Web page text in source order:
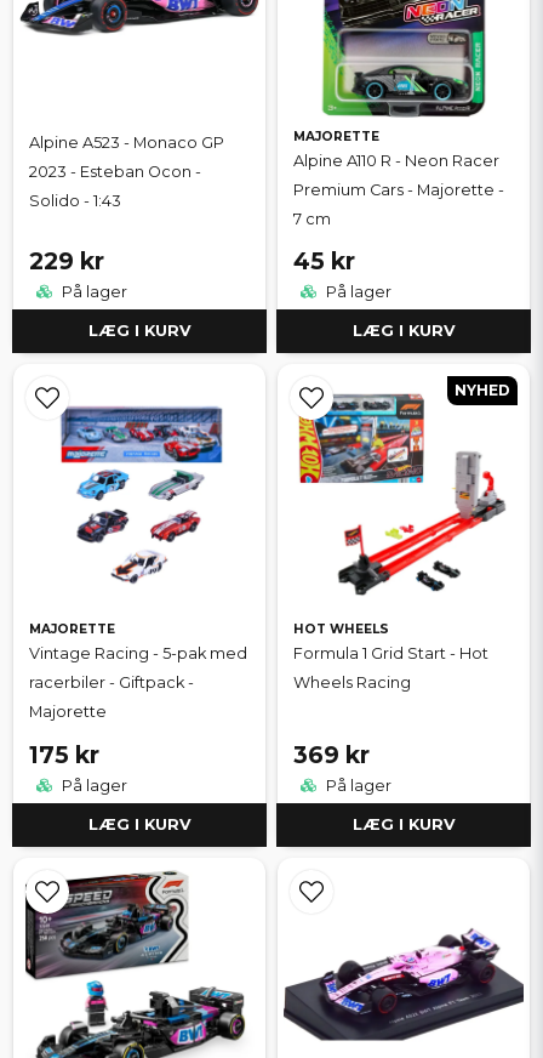
Alpine A523 - Monaco GP
2023 - Esteban Ocon -
Solido - 1:43
229 kr
På lager
LÆG I KURV
MAJORETTE
Alpine A110 R - Neon Racer
Premium Cars - Majorette -
7 cm
45 kr
På lager
LÆG I KURV
MAJORETTE
Vintage Racing - 5-pak med
racerbiler - Giftpack -
Majorette
175 kr
På lager
LÆG I KURV
HOT WHEELS
Formula 1 Grid Start - Hot
Wheels Racing
369 kr
På lager
LÆG I KURV
NYHED